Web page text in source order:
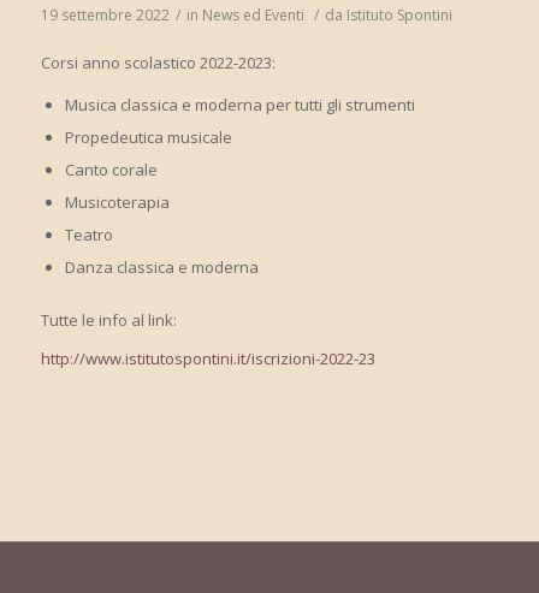
19 settembre 2022 / in News ed Eventi / da Istituto Spontini
Corsi anno scolastico 2022-2023:
Musica classica e moderna per tutti gli strumenti
Propedeutica musicale
Canto corale
Musicoterapia
Teatro
Danza classica e moderna
Tutte le info al link:
http://www.istitutospontini.it/iscrizioni-2022-23